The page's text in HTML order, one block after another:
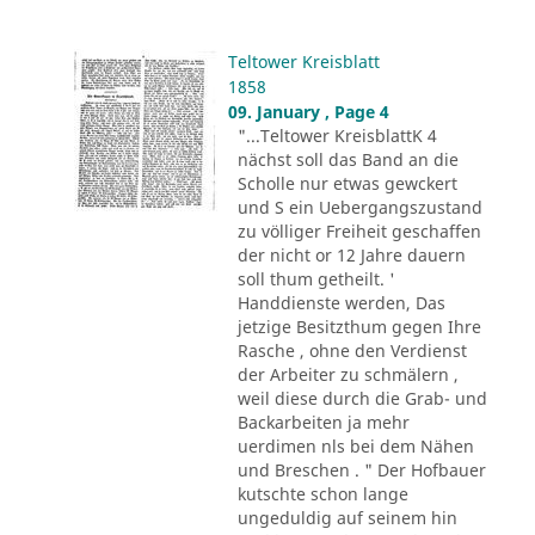
Teltower Kreisblatt
1858
09. January , Page 4
"...Teltower KreisblattK 4
nächst soll das Band an die
Scholle nur etwas gewckert
und S ein Uebergangszustand
zu völliger Freiheit geschaffen
der nicht or 12 Jahre dauern
soll thum getheilt. '
Handdienste werden, Das
jetzige Besitzthum gegen Ihre
Rasche , ohne den Verdienst
der Arbeiter zu schmälern ,
weil diese durch die Grab- und
Backarbeiten ja mehr
uerdimen nls bei dem Nähen
und Breschen . " Der Hofbauer
kutschte schon lange
ungeduldig auf seinem hin